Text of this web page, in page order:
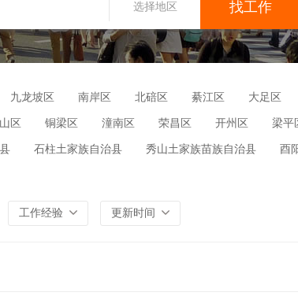
选择地区
九龙坡区 南岸区 北碚区 綦江区 大足区
区 铜梁区 潼南区 荣昌区 开州区 梁平
石柱土家族自治县 秀山土家族苗族自治县 酉
工作经验 更新时间